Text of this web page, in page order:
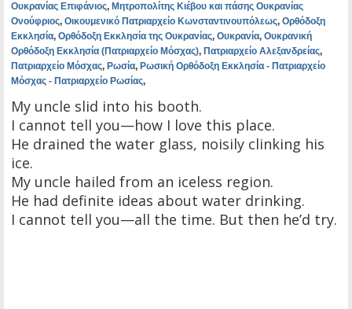
Ουκρανίας Επιφάνιος, Μητροπολίτης Κιέβου και πάσης Ουκρανίας
Ονούφριος, Οικουμενικό Πατριαρχείο Κωνσταντινουπόλεως, Ορθόδοξη
Εκκλησία, Ορθόδοξη Εκκλησία της Ουκρανίας, Ουκρανία, Ουκρανική
Ορθόδοξη Εκκλησία (Πατριαρχείο Μόσχας), Πατριαρχείο Αλεξανδρείας,
Πατριαρχείο Μόσχας, Ρωσία, Ρωσική Ορθόδοξη Εκκλησία - Πατριαρχείο
Μόσχας - Πατριαρχείο Ρωσίας,
My uncle slid into his booth.
I cannot tell you—how I love this place.
He drained the water glass, noisily clinking his
ice.
My uncle hailed from an iceless region.
He had definite ideas about water drinking.
I cannot tell you—all the time. But then he’d try.